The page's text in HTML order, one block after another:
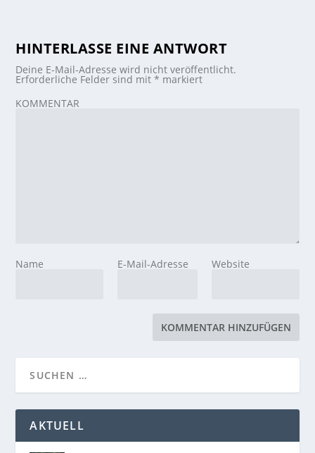
HINTERLASSE EINE ANTWORT
Deine E-Mail-Adresse wird nicht veröffentlicht.
Erforderliche Felder sind mit* markiert
KOMMENTAR
Name E-Mail-Adresse Website
AKTUELL